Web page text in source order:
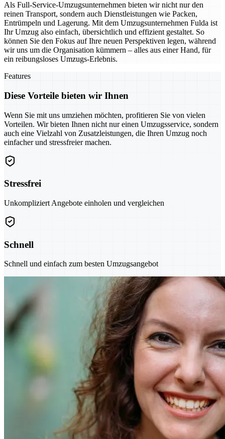
Als Full-Service-Umzugsunternehmen bieten wir nicht nur den
reinen Transport, sondern auch Dienstleistungen wie Packen,
Entrümpeln und Lagerung. Mit dem Umzugsunternehmen Fulda ist
Ihr Umzug also einfach, übersichtlich und effizient gestaltet. So
können Sie den Fokus auf Ihre neuen Perspektiven legen, während
wir uns um die Organisation kümmern – alles aus einer Hand, für
ein reibungsloses Umzugs-Erlebnis.
Features
Diese Vorteile bieten wir Ihnen
Wenn Sie mit uns umziehen möchten, profitieren Sie von vielen
Vorteilen. Wir bieten Ihnen nicht nur einen Umzugsservice, sondern
auch eine Vielzahl von Zusatzleistungen, die Ihren Umzug noch
einfacher und stressfreier machen.
Stressfrei
Unkompliziert Angebote einholen und vergleichen
Schnell
Schnell und einfach zum besten Umzugsangebot